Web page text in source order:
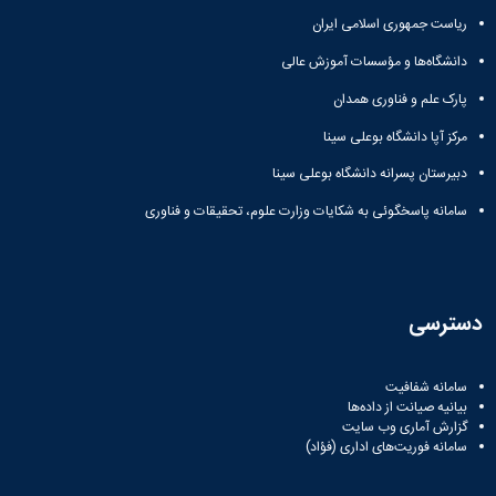
معظم
تماس
دانشگاه
روابط
آدرس
دانشکده‌ها
شماره
آموزش
کارکنان
سایر
آموزشی
نظامنامه
اخلاق
آموزش
دانش‌آموختگان
باستان
شناسی
آزمایشگاه
هوش
و
بینایی
ژئوماتیک
مرکز
پایان
نامه
و
رساله
حسابداری
رزن
غذایی
بهار
مجتمع
آموزش
فاطمیه
چمن
سالن‌های
ورزشی
تفریحی-
باغ
دانشگاه
موزه
تاریخ
دانشگاه
(محمد)
ریاست جمهوری اسلامی ایران
دانشگاه‌ها و مؤسسات آموزش عالی
پارک علم و فناوری همدان
مرکز آپا دانشگاه بوعلی سینا
دبیرستان پسرانه دانشگاه بوعلی سینا
سامانه پاسخگوئی به شکایات وزارت علوم، تحقیقات و فناوری
دسترسی
سامانه شفافیت
بیانیه صیانت از داده‌ها
گزارش آماری وب‌ سایت
سامانه فوریت‌های اداری (فؤاد)